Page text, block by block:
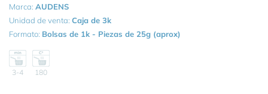
Marca: AUDENS
Unidad de venta: Caja de 3k
Formato: Bolsas de 1k - Piezas de 25g (aprox)
3-4 180